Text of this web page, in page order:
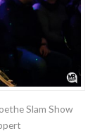
Slam Show